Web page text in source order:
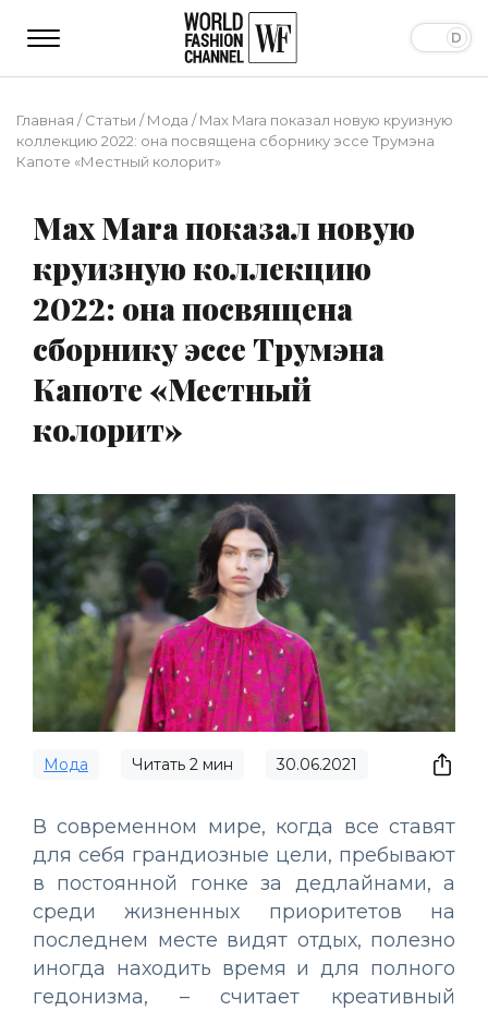
Главная /Статьи /Мода /Max Mara показал новую круизную
коллекцию 2022: она посвящена сборнику эссе Трумэна
Капоте «Местный колорит»
Max Mara показал новую
круизную коллекцию
2022: она посвящена
сборнику эссе Трумэна
Капоте «Местный
колорит»
Мода Читать 2 мин 30.06.2021
В современном мире, когда все ставят
для себя грандиозные цели, пребывают
в постоянной гонке за дедлайнами, а
среди жизненных приоритетов на
последнем месте видят отдых, полезно
иногда находить время и для полного
гедонизма, – считает креативный